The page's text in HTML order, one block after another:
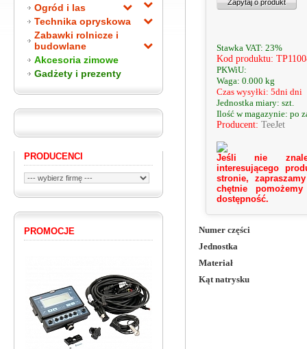
Ogród i las
Technika opryskowa
Zabawki rolnicze i
budowlane
Akcesoria zimowe
Gadżety i prezenty
PRODUCENCI
PROMOCJE
Stawka VAT: 23%
Kod produktu:
PKWiU:
Waga: 0.000 kg
Czas wysyłki: 5dni dni
Jednostka miary: szt.
Ilość w magazynie: po
Producent: TeeJet
Jeśli nie
interesującego
stronie,
chętnie
dostępność.
Numer części
Jednostka
Materiał
Kąt natrysku